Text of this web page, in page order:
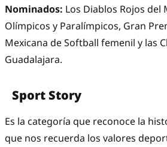
Nominados: Los Diablos Rojos del
Olímpicos y Paralímpicos, Gran
Mexicana de Softball femenil y las
Guadalajara.
Sport Story
Es la categoría que reconoce la
que nos recuerda los valores